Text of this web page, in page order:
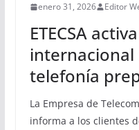
enero 31, 2026 Editor
ETECSA
internacional
telefonía
La Empresa de
informa a los clientes